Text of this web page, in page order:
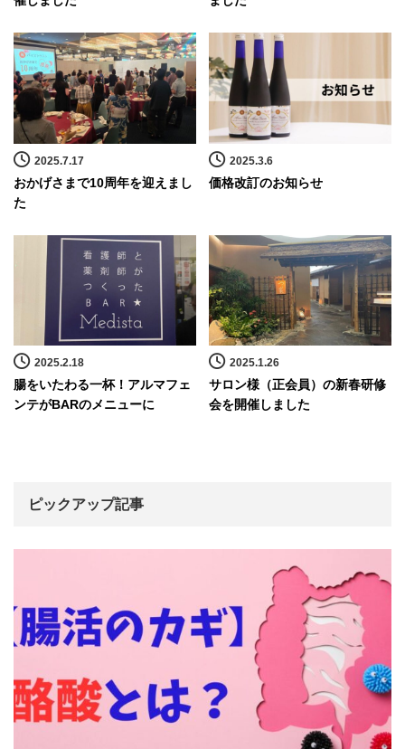
2025.7.17
おかげさまで10周年を迎えまし
た
2025.3.6
価格改訂のお知らせ
2025.2.18
腸をいたわる一杯！アルマフェ
ンテがBARのメニューに
2025.1.26
サロン様（正会員）の新春研修
会を開催しました
ピックアップ記事